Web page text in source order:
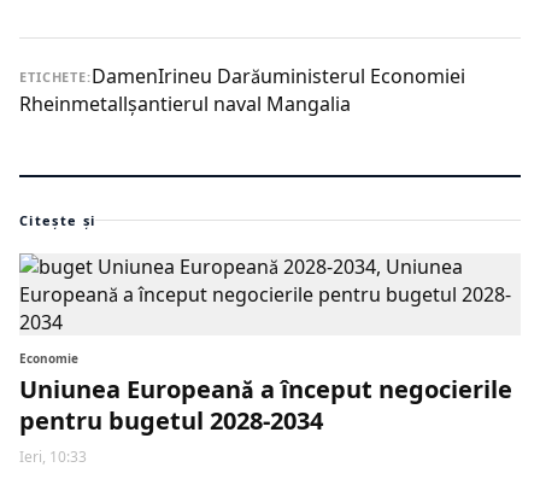
ETICHETE:DamenIrineu Darăuministerul Economiei
Rheinmetallşantierul naval Mangalia
Citește și
Economie
Uniunea Europeană a început negocierile
pentru bugetul 2028-2034
Ieri, 10:33